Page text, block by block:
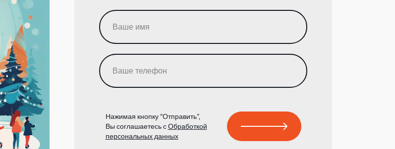
Нажимая кнопку “Отправить”,
Вы соглашаетесь сОбработкой
персональных данных